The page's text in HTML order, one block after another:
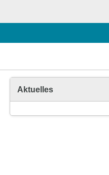
Aktuelles